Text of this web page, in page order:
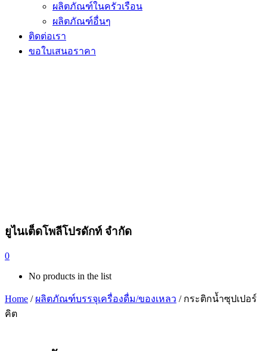
ผลิตภัณฑ์ในครัวเรือน
ผลิตภัณฑ์อื่นๆ
ติดต่อเรา
ขอใบเสนอราคา
ยูไนเต็ดโพลีโปรดักท์ จำกัด
0
No products in the list
Home / ผลิตภัณฑ์บรรจุเครื่องดื่ม/ของเหลว / กระติกน้ำซุปเปอร์
คิต